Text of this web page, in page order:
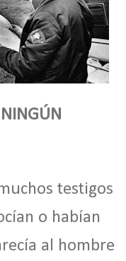
NINGÚN
testigos
o habían
al hombre